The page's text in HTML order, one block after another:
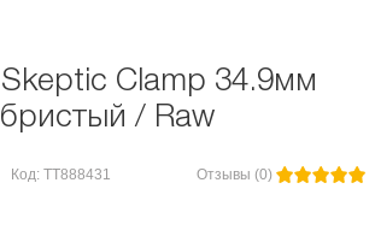
Clamp 34.9мм
/ Raw
Код: TT888431 Отзывы (0)